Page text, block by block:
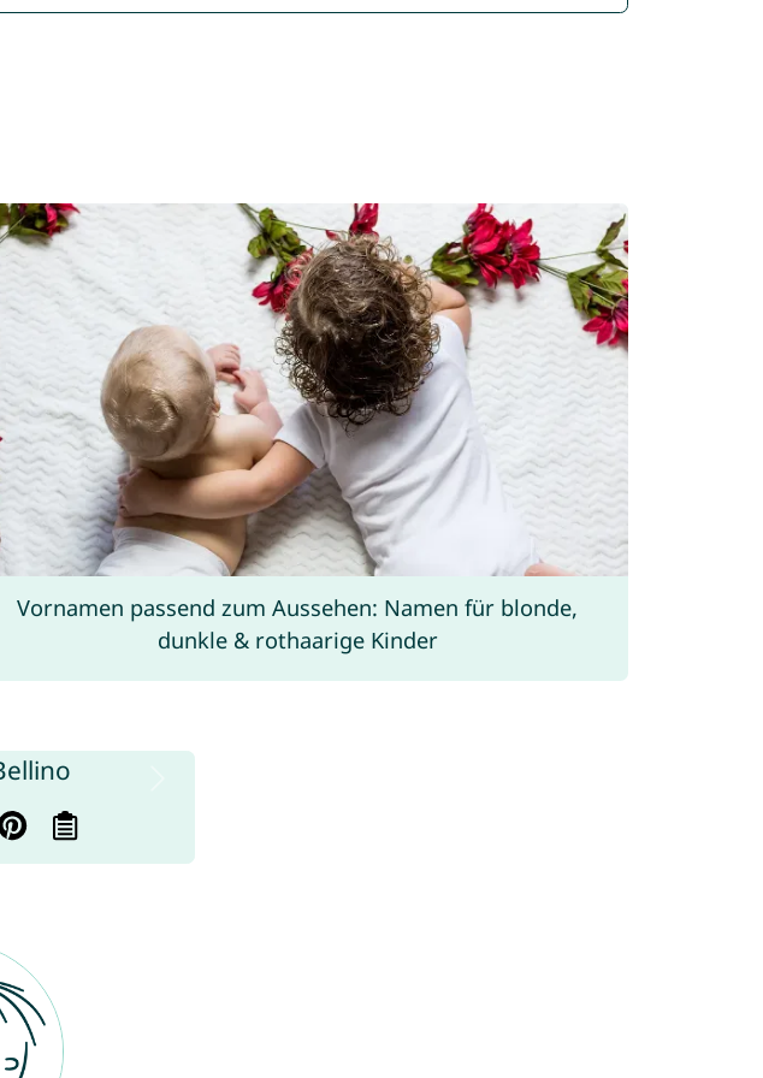
Vornamen passend zum Aussehen: Namen für blonde,
dunkle & rothaarige Kinder